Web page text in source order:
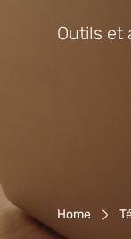
Outils et
Home